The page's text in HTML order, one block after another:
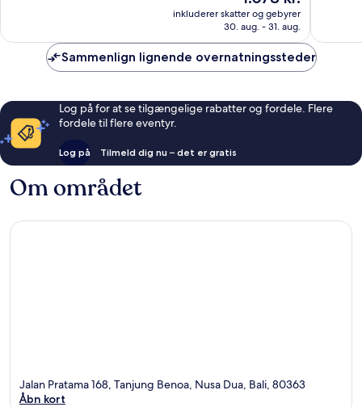
anmeldelser
er
1.078 kr.
inkluderer skatter og gebyrer
30. aug. - 31. aug.
Sammenlign lignende overnatningssteder
Log på for at se tilgængelige rabatter og fordele. Flere
fordele til flere eventyr.
Log på Tilmeld dig nu – det er gratis
Om området
Jalan Pratama 168, Tanjung Benoa, Nusa Dua, Bali, 80363
Åbn kort